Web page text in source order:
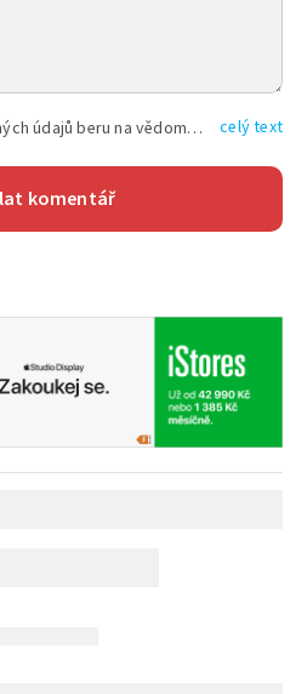
Vyplněním shora uvedených údajů beru na vědomí, že společnost TEXT FACTORY s.r.o., sídlem Brno, Durďákova 336/29, Černá Pole, PSČ: 613 00, IČ: 06157831, zapsané u Krajského soudu v Brně, oddíl C, vložka 100399, bude zpracovávat mé osobní údaje uvedené v rámci mnou vyplněného registračního formuláře na základě oprávněných zájmů TEXT FACTORY s.r.o. dle čl. 6 odst. 1 písm. f) GDPR a pro splnění právních povinností (čl. 6 odst. 1 písm. c) GDPR), a to pro tyto účely: nezbytnost zajistit oprávnění návštěvníka webových stránek provozovaných společností TEXT FACTORY s.r.o. přispívat aktivně ke zveřejněným článkům nebo v rámci diskusních fór a výkon práv TEXT FACTORY s.r.o. jako administrátora těchto diskusních fór. Více informací o zpracování osobních údajů a právech lze nalézt v celý text